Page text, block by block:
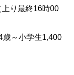
り最終16時00
～小学生1,400